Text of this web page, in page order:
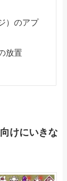
）のアプ
放置
けにいきな